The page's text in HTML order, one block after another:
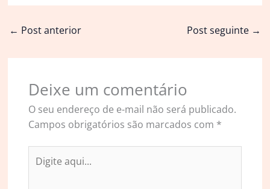
← Post anterior Post seguinte →
Deixe um comentário
O seu endereço de e-mail não será publicado.
Campos obrigatórios são marcados com *
aqui...